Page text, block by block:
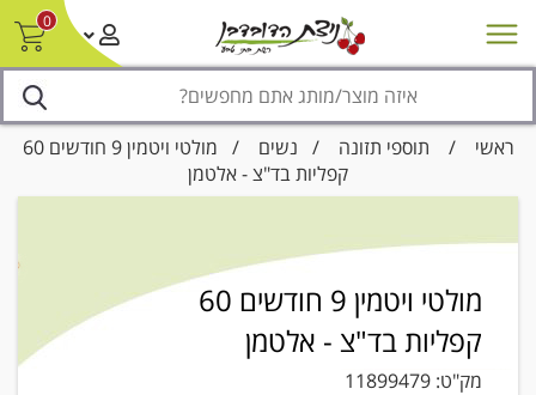
0
מבצעים סניפים צור קשר/ביטול הזמנה
ראשי / תוספי תזונה / נשים
/ מולטי ויטמין 9 חודשים 60
קפליות בד"צ - אלטמן
מולטי ויטמין 9 חודשים 60
קפליות בד"צ - אלטמן
מק"ט: 11899479